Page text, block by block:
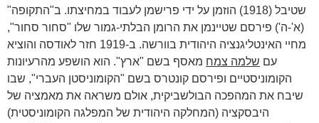
שטיבל (1918) הוזמן על ידי פרישמן לעבוד במחיצתו. ב"התקופה"
(א'-ה') פירסם שטיינמן את הרומן הבלתי-גמור שלו "סחור סחור",
מחיי האינטליגנציה היהודית בוורשה. ב-1919 חזר לאודסה והוציא
עם שלמה צמח מאסף בשם "ארץ". הוא הושפע מהרעיונות
הקומוניסטיים ופירסם קונטרס בשם "הקומוניסטן העברי", שבו
שיבח את המהפכה הבולשביקית, אולם משראה את מאמציה של
היבסקציה (המחלקה היהודית של המפלגה הקומוניסטית)